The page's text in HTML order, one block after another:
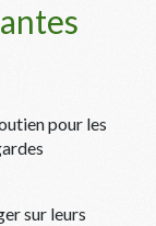
pour les
sur leurs